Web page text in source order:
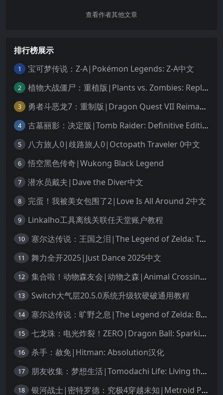
查看作者其他文章
排行榜展示
1 宝可梦传说：Z-A|Pokémon Legends: Z-A中文
2 植物大战僵尸：重植版|Plants vs. Zombies: Replanted中文
3 勇者斗恶龙7：重制版|Dragon Quest VII Reimagined中文
4 古墓丽影：决定版|Tomb Raider: Definitive Edition中文
5 八方旅人0|歧路旅人0|Octopath Traveler 0中文
6 悟空黑色传奇|Wukong Black Legend
7 潜水员戴夫|Dave the Diver中文
8 完蛋！我被美女包围了2|Love Is All Around 2中文
9 Linkalho工具离线关联任天堂账户教程
10 塞尔达传说：王国之泪|The Legend of Zelda: Tears of the Kingdom中文
11 舞力全开2025|Just Dance 2025中文
12 集合啦！动物森友会|动物之森|Animal Crossing: New Horizons中文
13 Switch大气层20.5.0系统升级软硬破通用教程
14 塞尔达传说：旷野之息|The Legend of Zelda: Breath of the Wild中文
15 七龙珠：电光炸裂！ZERO|Dragon Ball: Sparking! Zero中文
16 杀手：赦免|Hitman: Absolution汉化
17 朋友收集：梦想生活|Tomodachi Life: Living the Dream中文
18 银河战士|密特罗德：究极4穿越未知|Metroid Prime 4: Beyond中文